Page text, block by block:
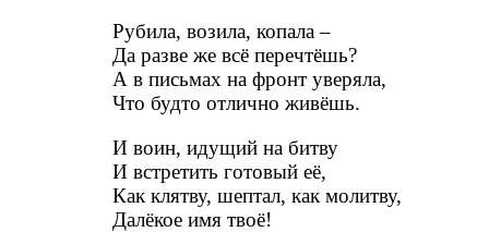
Рубила, возила, копала –
Да разве же всё перечтёшь?
А в письмах на фронт уверяла,
Что будто отлично живёшь.
И воин, идущий на битву
И встретить готовый её,
Как клятву, шептал, как молитву,
Далёкое имя твоё!